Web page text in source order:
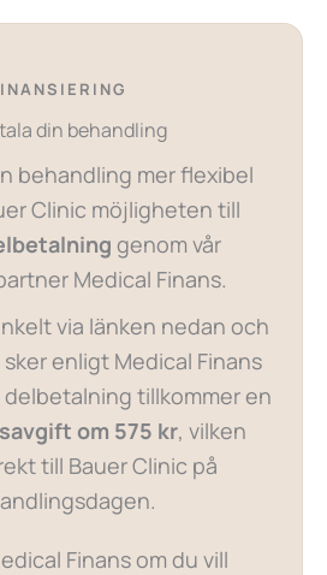
din behandling
behandling mer flexibel
Clinic möjligheten till
genom vår
Medical Finans.
via länken nedan och
enligt Medical Finans
delbetalning tillkommer en
om 575 kr, vilken
till Bauer Clinic på
Finans om du vill